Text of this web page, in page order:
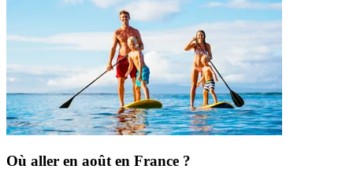
Où aller en août en France ?